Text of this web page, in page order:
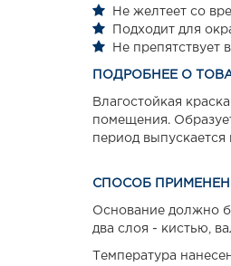
Не желтеет со
Подходит для
Не препятствует
ПОДРОБНЕЕ О
Влагостойкая
помещения.
период
СПОСОБ
Основание должно
два слоя - кистью,
Температура